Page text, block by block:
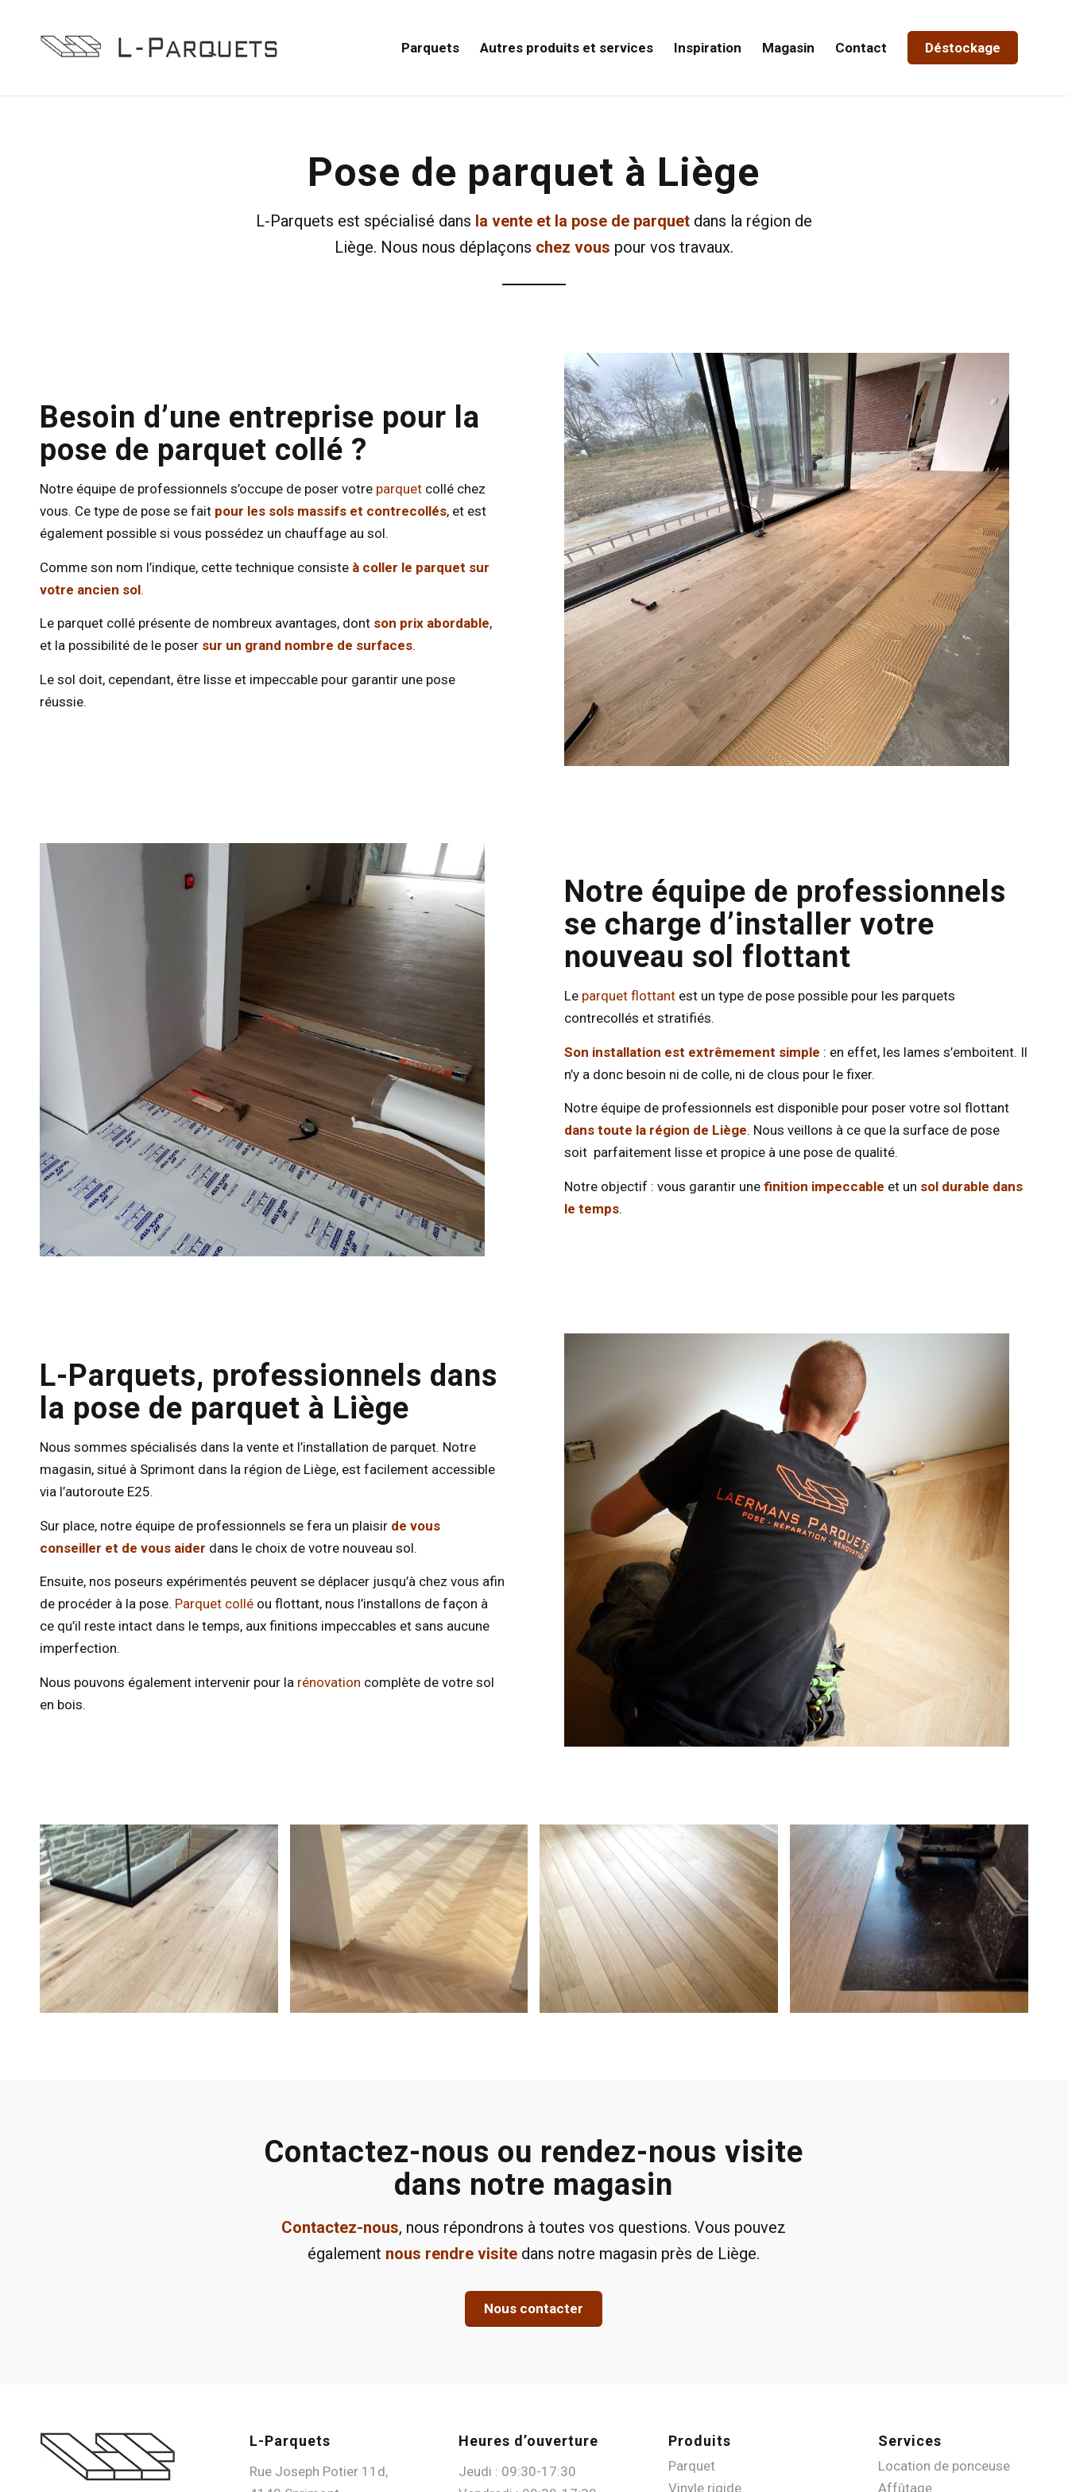
Parquets Autres produits et services Inspiration Magasin Contact Déstockage
Pose de parquet à Liège
L-Parquets est spécialisé dans la vente et la pose de parquetdans la région de
Liège. Nous nous déplaçons chez vous pour vos travaux.
Besoin d’une entreprise pour la
pose de parquet collé ?
Notre équipe de professionnels s’occupe de poser votre parquet collé chez
vous. Ce type de pose se fait pour les sols massifs et contrecollés, et est
également possible si vous possédez un chauffage au sol.
Comme son nom l’indique, cette technique consiste à coller le parquet sur
votre ancien sol.
Le parquet collé présente de nombreux avantages, dont son prix abordable,
et la possibilité de le poser sur un grand nombre de surfaces.
Le sol doit, cependant, être lisse et impeccable pour garantir une pose
réussie.
Notre équipe de professionnels
se charge d’installer votre
nouveau sol flottant
Le parquet flottant est un type de pose possible pour les parquets
contrecollés et stratifiés.
Son installation est extrêmement simple : en effet, les lames s’emboitent. Il
n’y a donc besoin ni de colle, ni de clous pour le fixer.
Notre équipe de professionnels est disponible pour poser votre sol flottant
dans toute la région de Liège. Nous veillons à ce que la surface de pose
soit parfaitement lisse et propice à une pose de qualité.
Notre objectif : vous garantir une finition impeccable et un sol durable dans
le temps.
L-Parquets, professionnels dans
la pose de parquet à Liège
Nous sommes spécialisés dans la vente et l’installation de parquet. Notre
magasin, situé à Sprimont dans la région de Liège, est facilement accessible
via l’autoroute E25.
Sur place, notre équipe de professionnels se fera un plaisir de vous
conseiller et de vous aider dans le choix de votre nouveau sol.
Ensuite, nos poseurs expérimentés peuvent se déplacer jusqu’à chez vous afin
de procéder à la pose. Parquet collé ou flottant, nous l’installons de façon à
ce qu’il reste intact dans le temps, aux finitions impeccables et sans aucune
imperfection.
Nous pouvons également intervenir pour la rénovation complète de votre sol
en bois.
Contactez-nous ou rendez-nous visite
dans notre magasin
Contactez-nous, nous répondrons à toutes vos questions. Vous pouvez
également nous rendre visite dans notre magasin près de Liège.
Nous contacter
L-Parquets
Rue Joseph Potier 11d,
Heures d’ouverture
Jeudi : 09:30-17:30
Produits
Parquet
Vinyle rigide
Services
Location de ponceuse
Affûtage